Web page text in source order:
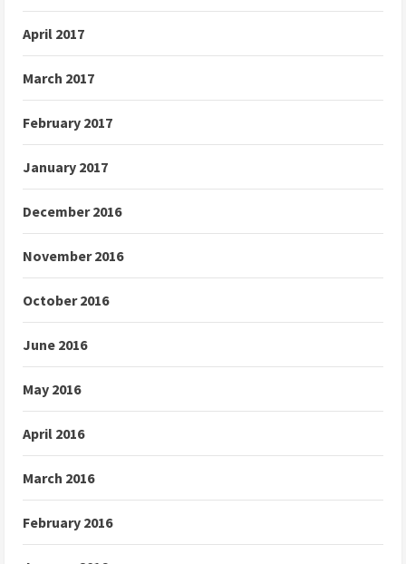
April 2017
March 2017
February 2017
January 2017
December 2016
November 2016
October 2016
June 2016
May 2016
April 2016
March 2016
February 2016